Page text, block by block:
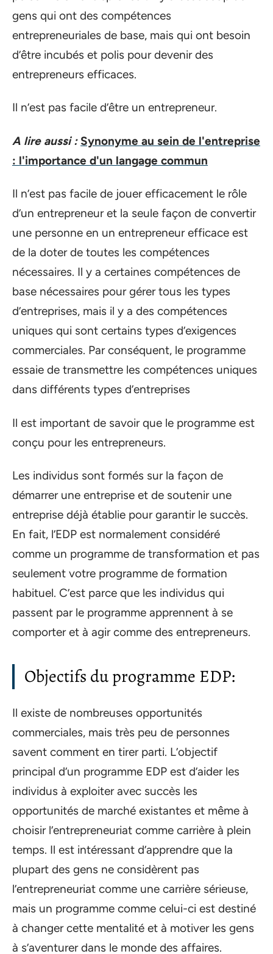
gens qui ont des compétences
entrepreneuriales de base, mais qui ont besoin
d’être incubés et polis pour devenir des
entrepreneurs efficaces.
Il n’est pas facile d’être un entrepreneur.
A lire aussi : Synonyme au sein de l'entreprise
: l'importance d'un langage commun
Il n’est pas facile de jouer efficacement le rôle
d’un entrepreneur et la seule façon de convertir
une personne en un entrepreneur efficace est
de la doter de toutes les compétences
nécessaires. Il y a certaines compétences de
base nécessaires pour gérer tous les types
d’entreprises, mais il y a des compétences
uniques qui sont certains types d’exigences
commerciales. Par conséquent, le programme
essaie de transmettre les compétences uniques
dans différents types d’entreprises
Il est important de savoir que le programme est
conçu pour les entrepreneurs.
Les individus sont formés sur la façon de
démarrer une entreprise et de soutenir une
entreprise déjà établie pour garantir le succès.
En fait, l’EDP est normalement considéré
comme un programme de transformation et pas
seulement votre programme de formation
habituel. C’est parce que les individus qui
passent par le programme apprennent à se
comporter et à agir comme des entrepreneurs.
Objectifs du programme EDP:
Il existe de nombreuses opportunités
commerciales, mais très peu de personnes
savent comment en tirer parti. L’objectif
principal d’un programme EDP est d’aider les
individus à exploiter avec succès les
opportunités de marché existantes et même à
choisir l’entrepreneuriat comme carrière à plein
temps. Il est intéressant d’apprendre que la
plupart des gens ne considèrent pas
l’entrepreneuriat comme une carrière sérieuse,
mais un programme comme celui-ci est destiné
à changer cette mentalité et à motiver les gens
à s’aventurer dans le monde des affaires.